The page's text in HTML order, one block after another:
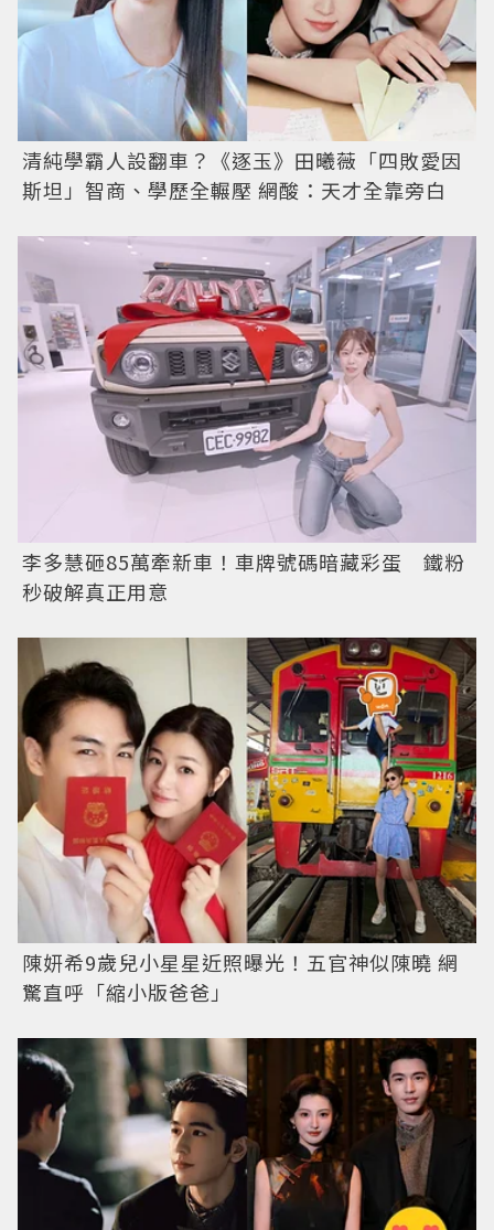
清純學霸人設翻車？《逐玉》田曦薇「四敗愛因
斯坦」智商、學歷全輾壓 網酸：天才全靠旁白
李多慧砸85萬牽新車！車牌號碼暗藏彩蛋 鐵粉
秒破解真正用意
陳妍希9歲兒小星星近照曝光！五官神似陳曉 網
驚直呼「縮小版爸爸」